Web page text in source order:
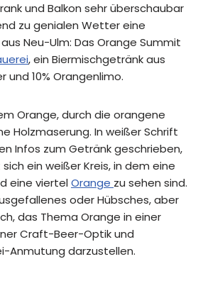
und Balkon sehr überschaubar
zu genialen Wetter eine
Neu-Ulm: Das Orange Summit
, ein Biermischgetränk aus
und 10% Orangenlimo.
Orange, durch die orangene
Holzmaserung. In weißer Schrift
Infos zum Getränk geschrieben,
ein weißer Kreis, in dem eine
eine viertelOrange zu sehen sind.
oder Hübsches, aber
das Thema Orange in einer
Craft-Beer-Optik und
Anmutung darzustellen.